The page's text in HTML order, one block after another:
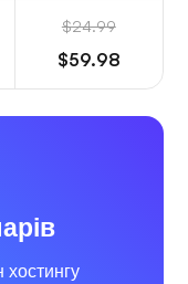
$24.99
$59.98